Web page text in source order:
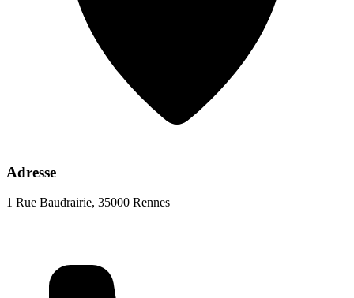
Adresse
1 Rue Baudrairie, 35000 Rennes